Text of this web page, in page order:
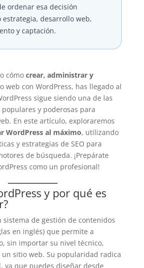
ordenar esa decisión
estrategia, desarrollo web,
y captación.
cómo crear, administrar y
web con WordPress, has llegado al
sigue siendo una de las
y poderosas para
En este artículo, exploraremos
WordPress al máximo, utilizando
y estrategias de SEO para
de búsqueda. ¡Prepárate
como un profesional!
y por qué es
de gestión de contenidos
en inglés) que permite a
sin importar su nivel técnico,
sitio web. Su popularidad radica
ya que puedes diseñar desde